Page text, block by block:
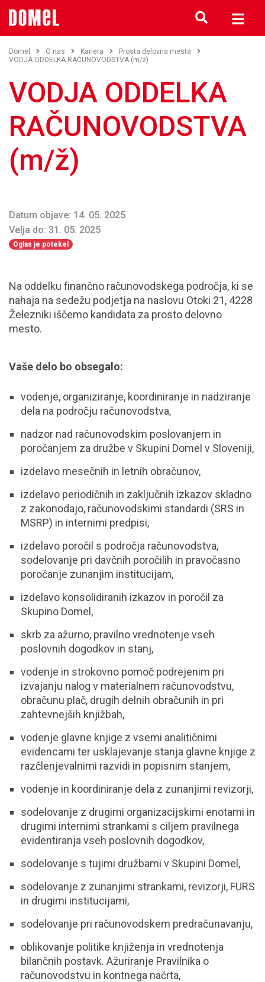
Domel O nas Kariera
Prosta delovna mesta
VODJA ODDELKA RAČUNOVODSTVA (m/ž)
VODJA ODDELKA
RAČUNOVODSTVA
(m/ž)
Datum objave: 14. 05. 2025
Velja do: 31. 05. 2025
Oglas je potekel
Na oddelku finančno računovodskega področja, ki se
nahaja na sedežu podjetja na naslovu Otoki 21, 4228
Železniki iščemo kandidata za prosto delovno
mesto.
Vaše delo bo obsegalo:
vodenje, organiziranje, koordiniranje in nadziranje
dela na področju računovodstva,
nadzor nad računovodskim poslovanjem in
poročanjem za družbe v Skupini Domel v Sloveniji,
izdelavo mesečnih in letnih obračunov,
izdelavo periodičnih in zaključnih izkazov skladno
z zakonodajo, računovodskimi standardi (SRS in
MSRP) in internimi predpisi,
izdelavo poročil s področja računovodstva,
sodelovanje pri davčnih poročilih in pravočasno
poročanje zunanjim institucijam,
izdelavo konsolidiranih izkazov in poročil za
Skupino Domel,
skrb za ažurno, pravilno vrednotenje vseh
poslovnih dogodkov in stanj,
vodenje in strokovno pomoč podrejenim pri
izvajanju nalog v materialnem računovodstvu,
obračunu plač, drugih delnih obračunih in pri
zahtevnejših knjižbah,
vodenje glavne knjige z vsemi analitičnimi
evidencami ter usklajevanje stanja glavne knjige z
razčlenjevalnimi razvidi in popisnim stanjem,
vodenje in koordiniranje dela z zunanjimi revizorji,
sodelovanje z drugimi organizacijskimi enotami in
drugimi internimi strankami s ciljem pravilnega
evidentiranja vseh poslovnih dogodkov,
sodelovanje s tujimi družbami v Skupini Domel,
sodelovanje z zunanjimi strankami, revizorji, FURS
in drugimi institucijami,
sodelovanje pri računovodskem predračunavanju,
oblikovanje politike knjiženja in vrednotenja
bilančnih postavk. Ažuriranje Pravilnika o
računovodstvu in kontnega načrta,